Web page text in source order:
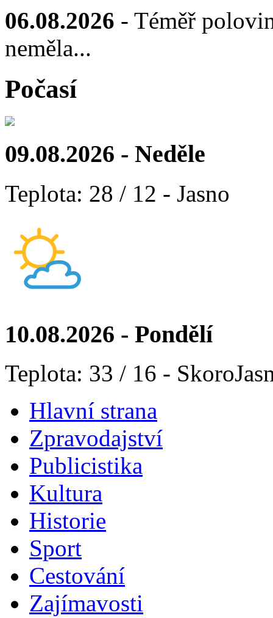
06.08.2026 - Téměř
neměla...
Počasí
09.08.2026 - Neděle
Teplota: 28 / 12 - Jasno
10.08.2026 - Pondělí
Teplota: 33 / 16 -
Hlavní strana
Zpravodajství
Publicistika
Kultura
Historie
Sport
Cestování
Zajímavosti